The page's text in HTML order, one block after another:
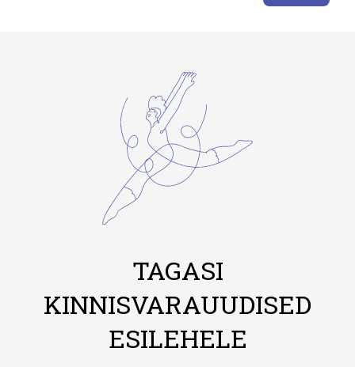
TAGASI
KINNISVARAUUDISED
ESILEHELE